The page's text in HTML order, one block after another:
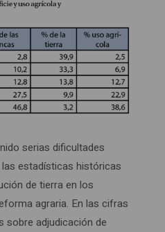
serias dificultades
estadísticas históricas
de tierra en los
agraria. En las cifras
sobre adjudicación de